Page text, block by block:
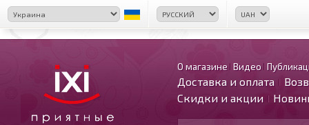
О магазине Видео
Доставка и оплата
Скидки и акции